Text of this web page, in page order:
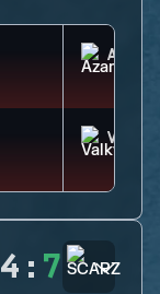
AZAMI
4 : 7